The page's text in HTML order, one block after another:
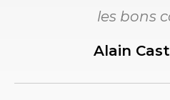
les bons
Alain